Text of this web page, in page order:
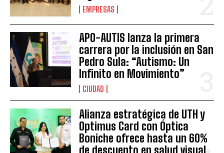
EMPRESAS
APO-AUTIS lanza la primera
carrera por la inclusión en San
Pedro Sula: “Autismo: Un
Infinito en Movimiento”
CIUDAD
Alianza estratégica de UTH y
Optimus Card con Óptica
Boniche ofrece hasta un 60%
de descuento en salud visual